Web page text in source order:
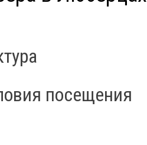
посещения